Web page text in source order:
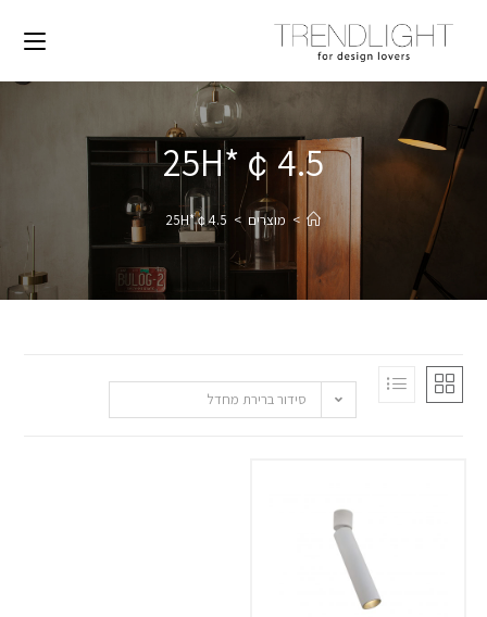
￠4.5*25H
> מוצרים >
￠4.5*25H
סידור ברירת מחדל